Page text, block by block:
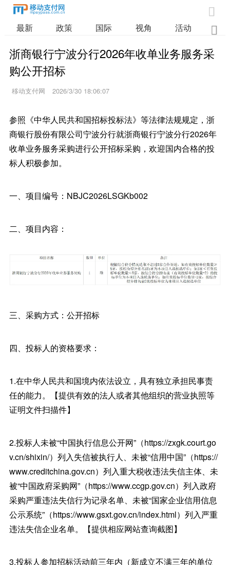

最新 政策 国际 视角 活动 业

浙商银行宁波分行2026年收单业务服务采
购公开招标
移动支付网 2026/3/30 18:06:07
参照《中华人民共和国招标投标法》等法律法规规定，浙
商银行股份有限公司宁波分行就浙商银行宁波分行2026年
收单业务服务采购进行公开招标采购，欢迎国内合格的投
标人积极参加。
一、项目编号：NBJC2026LSGKb002
二、项目内容：
三、采购方式：公开招标
四、投标人的资格要求：
1.在中华人民共和国境内依法设立，具有独立承担民事责
任的能力。【提供有效的法人或者其他组织的营业执照等
证明文件扫描件】
2.投标人未被“中国执行信息公开网”（https://zxgk.court.go
v.cn/shixin/）列入失信被执行人、未被“信用中国”（https://
www.creditchina.gov.cn）列入重大税收违法失信主体、未
被“中国政府采购网”（https://www.ccgp.gov.cn）列入政府
采购严重违法失信行为记录名单、未被“国家企业信用信息
公示系统”（https://www.gsxt.gov.cn/index.html）列入严重
违法失信企业名单。【提供相应网站查询截图】
3.投标人参加招标活动前三年内（新成立不满三年的单位